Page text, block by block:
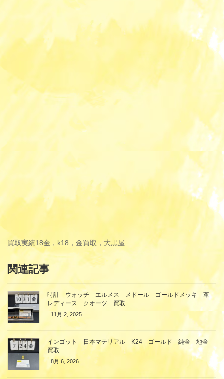
買取実績18金，k18，金買取，大黒屋
関連記事
時計 ウォッチ エルメス メドール ゴールドメッキ 革
レディース クオーツ 買取
11月 2, 2025
インゴット 日本マテリアル K24 ゴールド 純金 地金
買取
8月 6, 2026